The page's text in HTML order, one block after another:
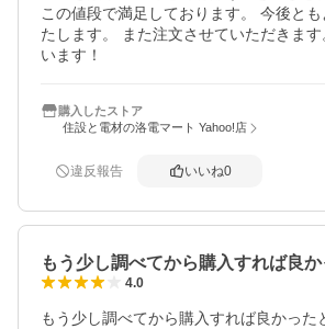
この値段で満足しております。 今後と
たします。 また注文させていただきま
います！
購入したストア
住設と電材の洛電マート Yahoo!店
違反報告 いいね0
もう少し調べてから購入すれば良
4.0
もう少し調べてから購入すれば良かった